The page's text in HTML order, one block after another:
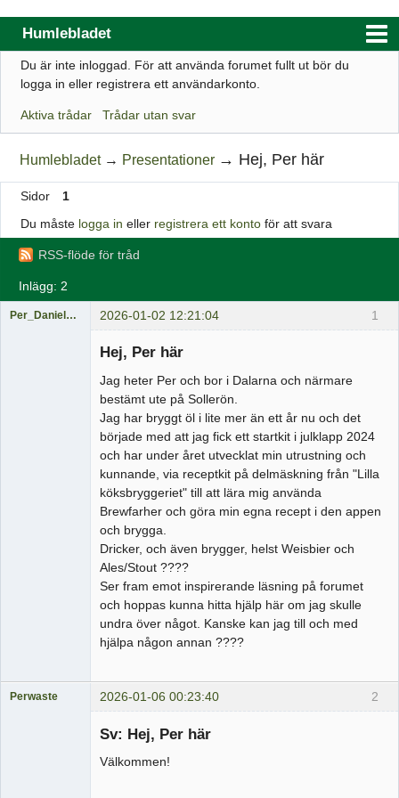
Humlebladet
Index
Regler
Sök
Registrera ett konto
Logga in
Webbutik
Du är inte inloggad. För att använda forumet fullt ut bör du
logga in eller registrera ett användarkonto.
Aktiva trådar Trådar utan svar
Humlebladet → Presentationer → Hej, Per här
Sidor
1
Du måste logga in eller registrera ett kontoför att svara
RSS-flöde för tråd
Inlägg: 2
1
Per_Danielsson 2026-01-02 12:21:04
Hej, Per här
Jag heter Per och bor i Dalarna och närmare
bestämt ute på Sollerön.
Jag har bryggt öl i lite mer än ett år nu och det
började med att jag fick ett startkit i julklapp 2024
och har under året utvecklat min utrustning och
kunnande, via receptkit på delmäskning från "Lilla
köksbryggeriet" till att lära mig använda
Brewfarher och göra min egna recept i den appen
och brygga.
Dricker, och även brygger, helst Weisbier och
Ales/Stout ????
Ser fram emot inspirerande läsning på forumet
och hoppas kunna hitta hjälp här om jag skulle
undra över något. Kanske kan jag till och med
hjälpa någon annan ????
2
Perwaste 2026-01-06 00:23:40
Sv: Hej, Per här
Välkommen!